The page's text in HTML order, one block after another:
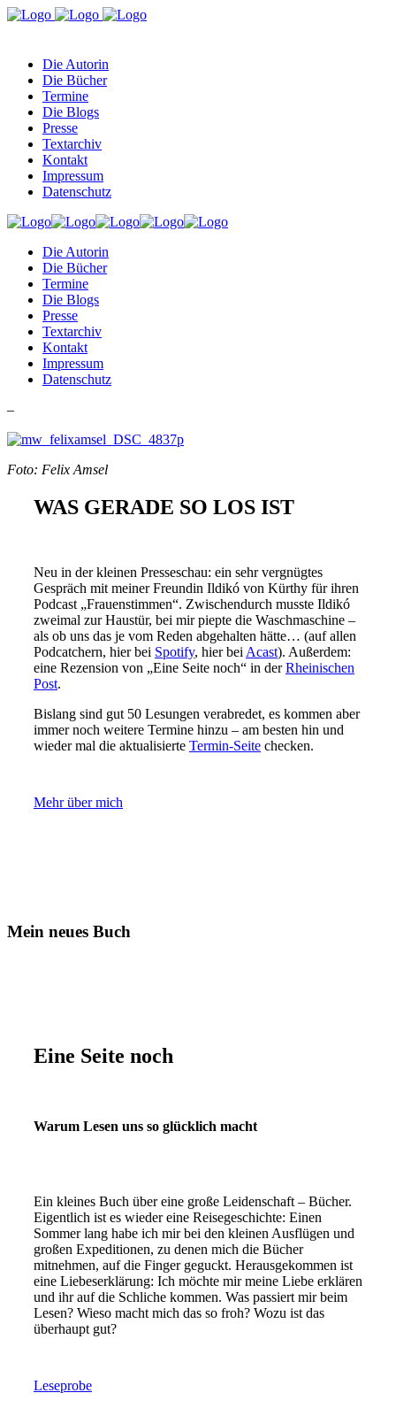
Die Autorin
Die Bücher
Termine
Die Blogs
Presse
Textarchiv
Kontakt
Impressum
Datenschutz
Die Autorin
Die Bücher
Termine
Die Blogs
Presse
Textarchiv
Kontakt
Impressum
Datenschutz
–
Foto: Felix Amsel
WAS GERADE SO LOS IST
Neu in der kleinen Presseschau: ein sehr vergnügtes
Gespräch mit meiner Freundin Ildikó von Kürthy für ihren
Podcast „Frauenstimmen“. Zwischendurch musste Ildikó
zweimal zur Haustür, bei mir piepte die Waschmaschine –
als ob uns das je vom Reden abgehalten hätte… (auf allen
Podcatchern, hier bei Spotify, hier bei Acast). Außerdem:
eine Rezension von „Eine Seite noch“ in derRheinischen
Post.
Bislang sind gut 50 Lesungen verabredet, es kommen aber
immer noch weitere Termine hinzu – am besten hin und
wieder mal die aktualisierte Termin-Seite checken.
Mehr über mich
Mein neues Buch
Eine Seite noch
Warum Lesen uns so glücklich macht
Ein kleines Buch über eine große Leidenschaft – Bücher.
Eigentlich ist es wieder eine Reisegeschichte: Einen
Sommer lang habe ich mir bei den kleinen Ausflügen und
großen Expeditionen, zu denen mich die Bücher
mitnehmen, auf die Finger geguckt. Herausgekommen ist
eine Liebeserklärung: Ich möchte mir meine Liebe erklären
und ihr auf die Schliche kommen. Was passiert mir beim
Lesen? Wieso macht mich das so froh? Wozu ist das
überhaupt gut?
Leseprobe